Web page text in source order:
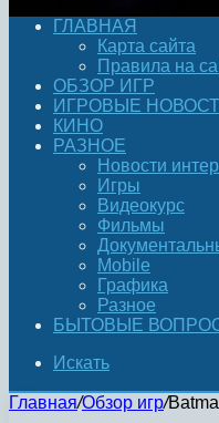
ГЛАВНАЯ
Карта сайта
Правила на
ОБЗОР ИГР
ИГРОВЫЕ
КИНО
РАЗНОЕ
Новости
Игры
Видеокурс
Фильмы
Mobile
Графика
Разное
БЫТОВЫЕ
Искать
Главная/Обзор игр/